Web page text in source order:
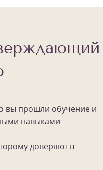
вы прошли обучение и
навыками
доверяют в